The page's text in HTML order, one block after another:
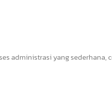
administrasi yang